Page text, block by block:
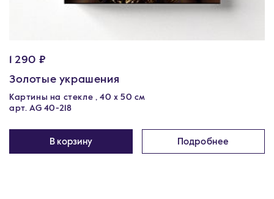
1 290 ₽
Золотые украшения
Картины на стекле , 40 х 50 см
арт. AG 40-218
В корзину Подробнее